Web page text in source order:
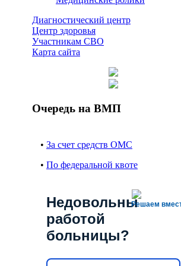
Диагностический центр
Центр здоровья
Участникам СВО
Карта сайта
Очередь на ВМП
• За счет средств ОМС
• По федеральной квоте
Решаем
Недовольны
работой
больницы?